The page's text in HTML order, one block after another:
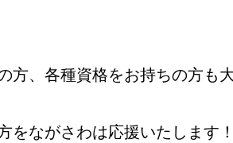
方、各種資格をお持ちの方も
ながさわは応援いたします！